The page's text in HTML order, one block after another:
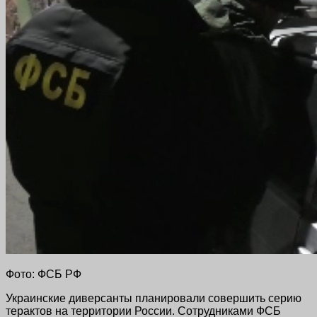
Фото: ФСБ РФ
Украинские диверсанты планировали совершить серию
терактов на территории России. Сотрудниками ФСБ